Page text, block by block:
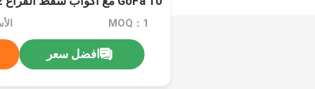
MOQ：1
افضل سعر